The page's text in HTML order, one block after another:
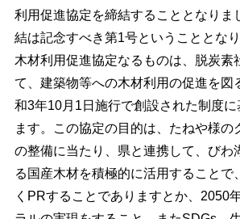
利用促進協定を締結することとなりま
結は記念すべき第1号ということとな
木材利用促進協定なるものは、脱炭素
て、建築物等への木材利用の促進を図
和3年10月1日施行で創設された制度に
ます。この協定の目的は、たねや様の
の整備に当たり、県と連携して、びわ
る国産木材を積極的に活用することで
くPRすることでありますとか、2050